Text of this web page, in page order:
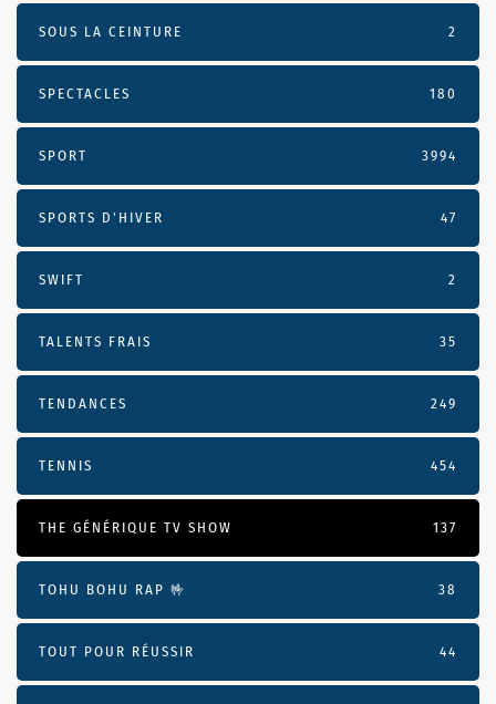
SOUS LA CEINTURE 2
SPECTACLES 180
SPORT 3994
SPORTS D'HIVER 47
SWIFT 2
TALENTS FRAIS 35
TENDANCES 249
TENNIS 454
THE GÉNÉRIQUE TV SHOW 137
TOHU BOHU RAP 🤟 38
TOUT POUR RÉUSSIR 44